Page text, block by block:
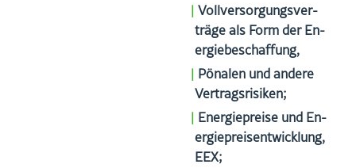
Voll­ver­sor­gungs­ver­
trä­ge als Form der En­
er­gie­be­schaf­fung,
Pö­na­len und an­de­re
Ver­trags­ri­si­ken;
En­er­gie­prei­se und En­
er­gie­preis­ent­wick­lung,
EEX;